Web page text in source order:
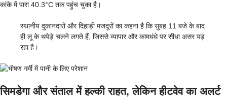
कांके में पारा 40.3°C तक पहुंच चुका है।
स्थानीय दुकानदारों और दिहाड़ी मजदूरों का कहना है कि सुबह 11 बजे के बाद
ही लू के थपेड़े चलने लगते हैं, जिससे व्यापार और कामधंधे पर सीधा असर पड़
रहा है।
सिमडेगा और संताल में हल्की राहत, लेकिन हीटवेव का अलर्ट